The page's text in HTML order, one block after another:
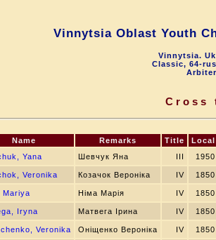
Vinnytsia Oblast Youth
Vinnytsia.
Classic, 64-
Cross
Name Remarks Title Local
Yana Шевчук Яна III 1950
Veronika Козачок Вероніка IV 1850
Mariya Німа Марія IV 1850
Iryna Матвега Ірина IV 1850
Veronika Оніщенко Вероніка IV 1850